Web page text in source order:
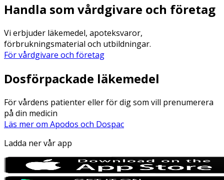
Handla som vårdgivare och företag
Vi erbjuder läkemedel, apoteksvaror,
förbrukningsmaterial och utbildningar.
För vårdgivare och företag
Dosförpackade läkemedel
För vårdens patienter eller för dig som vill prenumerera
på din medicin
Läs mer om Apodos och Dospac
Ladda ner vår app